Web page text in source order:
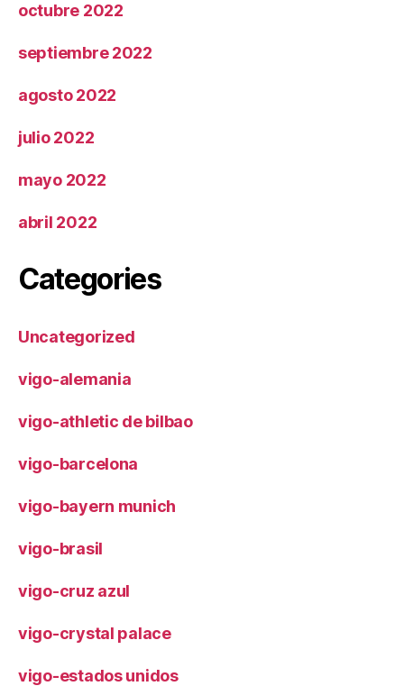
octubre 2022
septiembre 2022
agosto 2022
julio 2022
mayo 2022
abril 2022
Categories
Uncategorized
vigo-alemania
vigo-athletic de bilbao
vigo-barcelona
vigo-bayern munich
vigo-brasil
vigo-cruz azul
vigo-crystal palace
vigo-estados unidos